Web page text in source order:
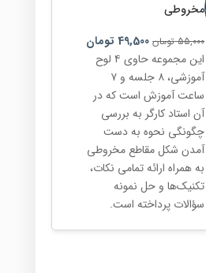
مخروطی
55,000 تومان 49,500 تومان
این مجموعه حاوی ۴ لوح
آموزشی، ۸ جلسه و ۷
ساعت آموزش است که در
آن استاد کارگر به بررسی
چگونگی نحوه به دست
آمدن شکل مقاطع مخروطی
به همراه ارائه تمامی نکات،
تکنیک‌ها و حل نمونه
سؤالات پرداخته است.